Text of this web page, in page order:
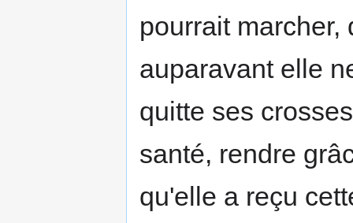
pourrait marcher,
auparavant elle
quitte ses
santé, rendre
qu'elle a reçu